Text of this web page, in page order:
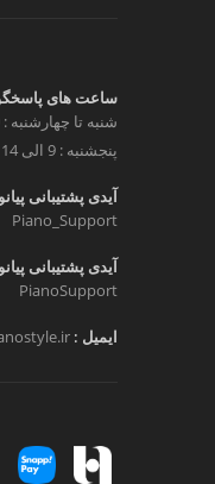
ساعت های
شنبه تا چهارشنبه : 9 الی 17
پنجشنبه : 9 الی 14
آیدی پشتیبانی
Piano_Support
آیدی پشتیبانی
PianoSupport
ایمیل :